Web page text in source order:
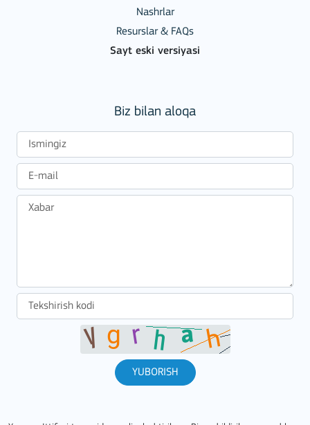
Nashrlar
Resurslar & FAQs
Sayt eski versiyasi
Biz bilan aloqa
YUBORISH